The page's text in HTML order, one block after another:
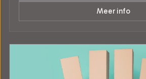
Meer info